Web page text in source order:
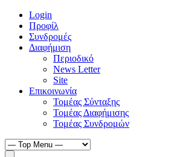
Login
Προφίλ
Συνδρομές
Διαφήμιση
Περιοδικό
News Letter
Site
Επικοινωνία
Τομέας Σύνταξης
Τομέας Διαφήμισης
Τομέας Συνδρομών